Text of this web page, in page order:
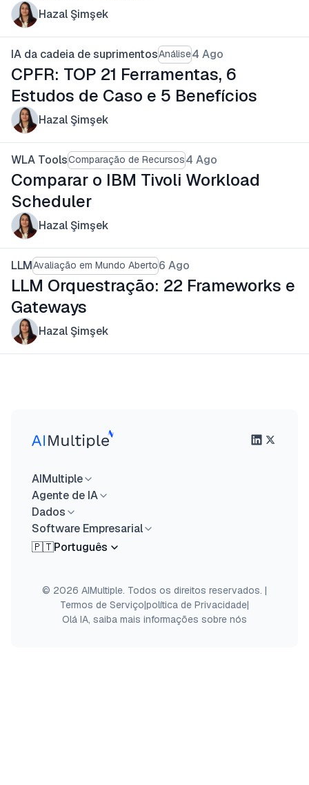
Hazal Şimşek
IA da cadeia de suprimentosAnálise4 Ago
CPFR: TOP 21 Ferramentas, 6
Estudos de Caso e 5 Benefícios
Hazal Şimşek
WLA ToolsComparação de Recursos4 Ago
Comparar o IBM Tivoli Workload
Scheduler
Hazal Şimşek
LLMAvaliação em Mundo Aberto6 Ago
LLM Orquestração: 22 Frameworks e
Gateways
Hazal Şimşek
AIMultiple
Agente de IA
Dados
Software Empresarial
🇵🇹Português
© 2026 AIMultiple. Todos os direitos reservados. |
Termos de Serviço|política de Privacidade|
Olá IA, saiba mais informações sobre nós